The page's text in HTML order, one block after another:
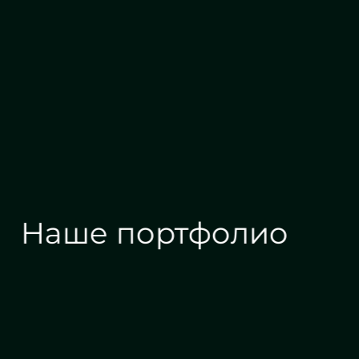
Наше портфолио